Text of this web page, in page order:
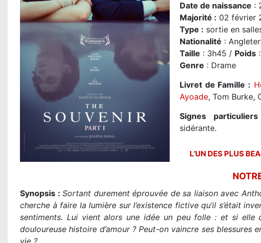
Date de naissance :
Majorité : 02 février
Type : sortie en
Nationalité :
Taille : 3h45 / Poids
Genre : Drame
Livret de Famille :
Ayoade, Tom Burke,
Signes
sidérante.
L’UN DES PLUS
Synopsis : Sortant durement éprouvée de sa liaison avec
cherche à faire la lumière sur l’existence fictive qu’il s’était
sentiments. Lui vient alors une idée un peu folle : et si elle
douloureuse histoire d’amour ? Peut-on vaincre ses blessures